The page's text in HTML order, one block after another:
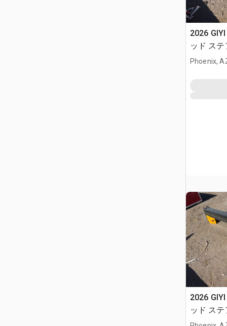
2026
ッド ス
Phoenix,
2026
ッド ス